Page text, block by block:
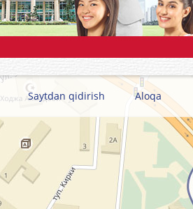
Saytdan qidirish Aloqa